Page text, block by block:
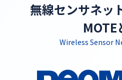
無線センサネッ
MOTE
Wireless Sensor